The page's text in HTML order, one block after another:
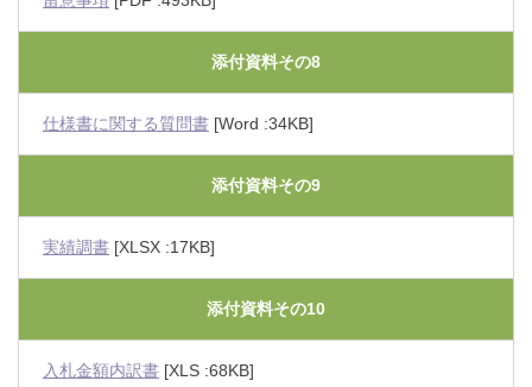
添付資料その8
仕様書に関する質問書 [Word :34KB]
添付資料その9
実績調書 [XLSX :17KB]
添付資料その10
入札金額内訳書 [XLS :68KB]